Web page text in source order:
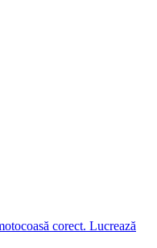
corect. Lucrează